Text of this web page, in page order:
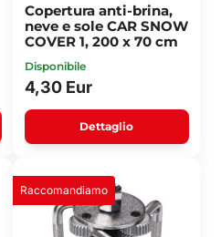
Copertura anti-brina,
neve e sole CAR SNOW
COVER 1, 200 x 70 cm
Disponibile
4,30 Eur
Dettaglio
Raccomandiamo